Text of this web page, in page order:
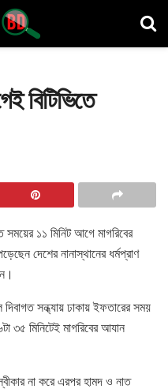
বিটিভিতে
সময়ের ১১ মিনিট আগে মাগরিবের
দেশের নানাস্থানের ধর্মপ্রাণ
সন্ধ্যায় ঢাকায় ইফতারের সময়
৩৫ মিনিটেই মাগরিবের আযান
না করে এরপর হামদ ও নাত